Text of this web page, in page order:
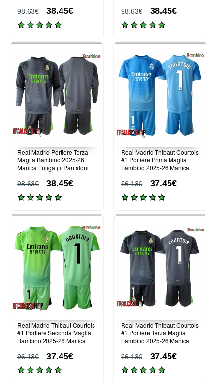
98.63€ 38.45€ 98.63€ 38.45€
Real Madrid Portiere Terza
Maglia Bambino 2025-26
Manica Lunga (+ Pantaloni
98.63€ 38.45€
Real Madrid Thibaut Courtois
#1 Portiere Prima Maglia
Bambino 2025-26 Manica
96.13€ 37.45€
Real Madrid Thibaut Courtois
#1 Portiere Seconda Maglia
Bambino 2025-26 Manica
96.13€ 37.45€
Real Madrid Thibaut Courtois
#1 Portiere Terza Maglia
Bambino 2025-26 Manica
96.13€ 37.45€